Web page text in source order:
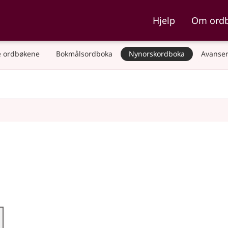
og NynorskordbokaHjelp Om
ordbøkene Bokmålsordboka Nynorskordboka